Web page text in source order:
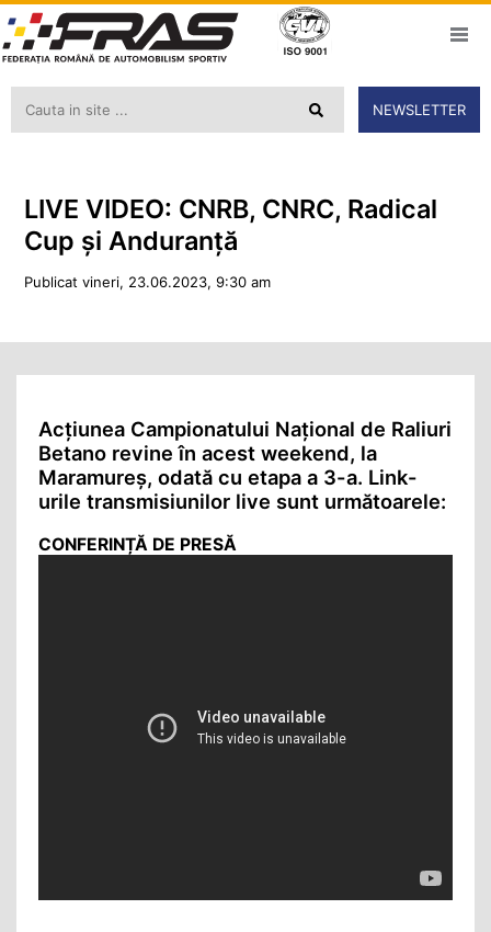
NEWSLETTER
LIVE VIDEO: CNRB, CNRC, Radical
Cup și Anduranță
Publicat vineri, 23.06.2023, 9:30 am
Acțiunea Campionatului Național de Raliuri
Betano revine în acest weekend, la
Maramureș, odată cu etapa a 3-a. Link-
urile transmisiunilor live sunt următoarele:
CONFERINȚĂ DE PRESĂ